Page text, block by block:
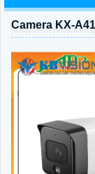
Camera KX-